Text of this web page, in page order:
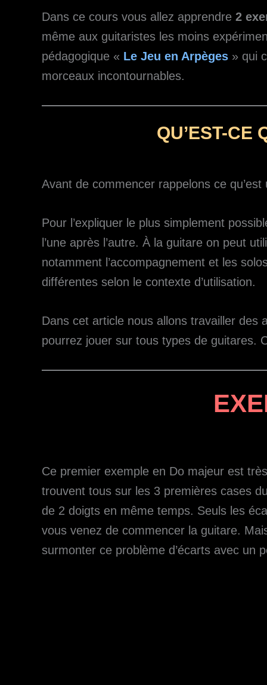
Dans ce cours vous allez apprendre 2
même aux guitaristes les moins
pédagogique « Le Jeu en Arpèges » qui
morceaux incontournables.
QU’EST-CE
Avant de commencer rappelons ce
Pour l’expliquer le plus simplement
l’une après l’autre. À la guitare on peut
notamment l’accompagnement et les
différentes selon le contexte d’utilisation.
Dans cet article nous allons travailler des
pourrez jouer sur tous types de guitares.
Ce premier exemple en Do majeur est
trouvent tous sur les 3 premières cases
de 2 doigts en même temps. Seuls les
vous venez de commencer la guitare.
surmonter ce problème d’écarts avec un